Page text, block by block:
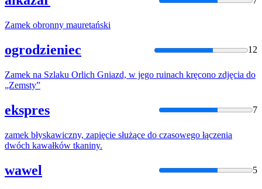
Zamek obronny mauretański
ogrodzieniec 12
Zamek na Szlaku Orlich Gniazd, w jego ruinach kręcono zdjęcia do
„Zemsty”
ekspres 7
zamek błyskawiczny, zapięcie służące do czasowego łączenia
dwóch kawałków tkaniny.
wawel 5